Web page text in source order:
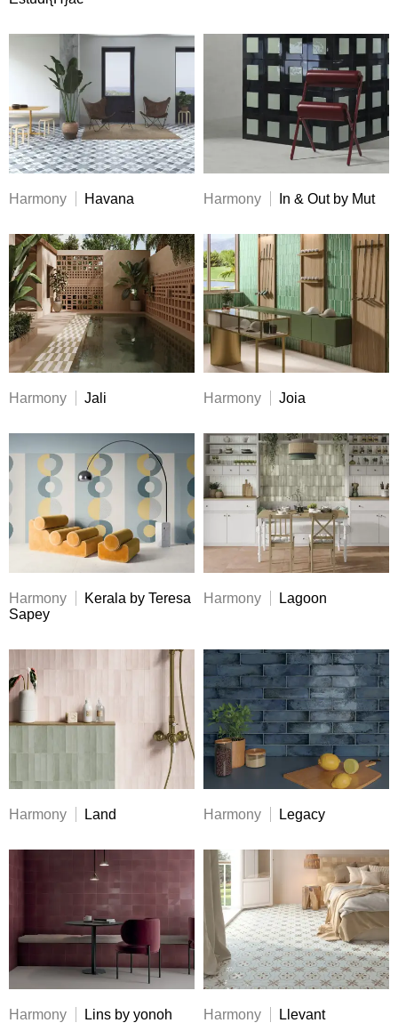
Harmony Havana Harmony In & Out by Mut
Harmony Jali Harmony Joia
Harmony
Kerala by Teresa
Sapey
Harmony Lagoon
Harmony Land Harmony Legacy
Harmony Lins by yonoh Harmony Llevant